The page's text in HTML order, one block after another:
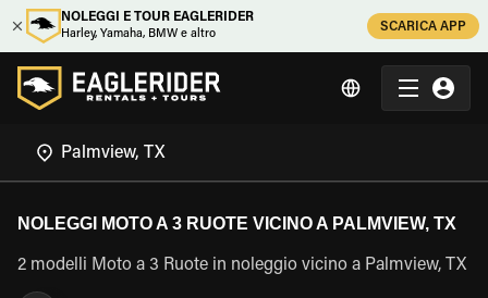
NOLEGGI E TOUR EAGLERIDER
Harley, Yamaha, BMW e altro
SCARICA APP
NOLEGGI MOTO A 3 RUOTE VICINO A PALMVIEW, TX
2 modelli Moto a 3 Ruote in noleggio vicino a Palmview, TX